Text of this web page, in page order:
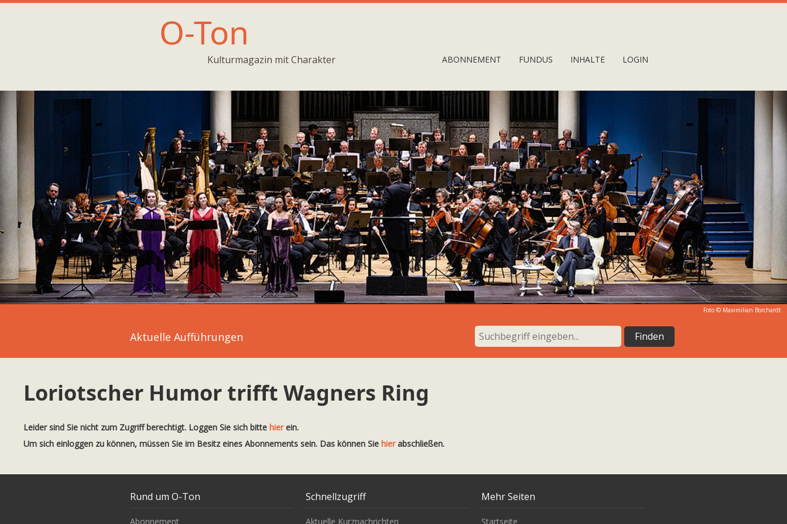
O-Ton
Kulturmagazin mit Charakter ABONNEMENT FUNDUS INHALTE LOGIN
Foto © Maximilian Borchardt
Aktuelle Aufführungen
Loriotscher Humor trifft Wagners Ring
Leider sind Sie nicht zum Zugriff berechtigt. Loggen Sie sich bitte hierein.
Um sich einloggen zu können, müssen Sie im Besitz eines Abonnements sein. Das können Sie hierabschließen.
Rund um O-Ton
Abonnement
Schnellzugriff
Aktuelle Kurznachrichten
Mehr Seiten
Startseite